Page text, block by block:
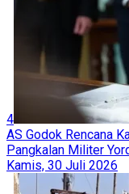
4
AS Godok Rencana
Pangkalan Militer
Kamis, 30 Juli 2026